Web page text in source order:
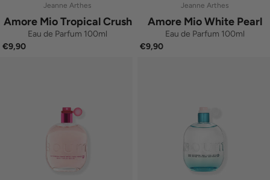
Jeanne Arthes
Amore Mio Tropical Crush
Eau de Parfum 100ml
€9,90
Jeanne Arthes
Amore Mio White Pearl
Eau de Parfum 100ml
€9,90